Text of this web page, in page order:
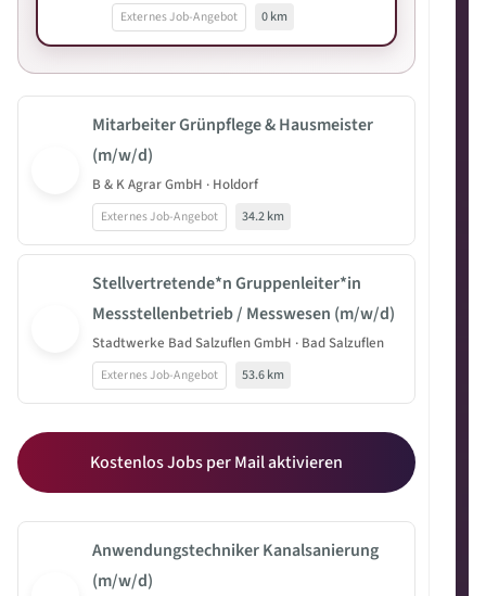
Externes Job-Angebot 0 km
Mitarbeiter Grünpflege & Hausmeister
(m/w/d)
B & K Agrar GmbH · Holdorf
Externes Job-Angebot 34.2 km
Stellvertretende*n Gruppenleiter*in
Messstellenbetrieb / Messwesen (m/w/d)
Stadtwerke Bad Salzuflen GmbH · Bad Salzuflen
Externes Job-Angebot 53.6 km
Kostenlos Jobs per Mail aktivieren
Anwendungstechniker Kanalsanierung
(m/w/d)